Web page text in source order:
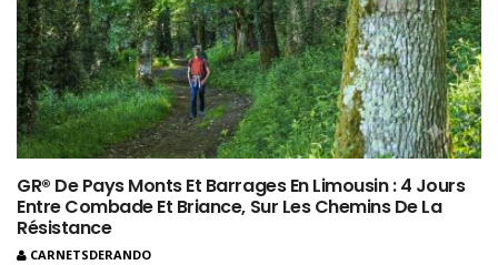
GR® De Pays Monts Et Barrages En Limousin : 4 Jours
Entre Combade Et Briance, Sur Les Chemins De La
Résistance
CARNETSDERANDO